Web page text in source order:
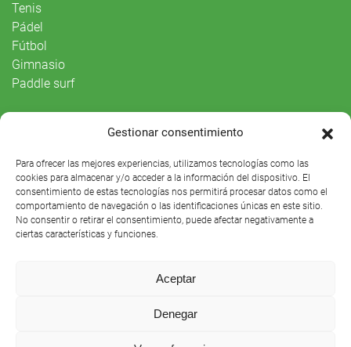
Gestionar consentimiento
Para ofrecer las mejores experiencias, utilizamos tecnologías como las
cookies para almacenar y/o acceder a la información del dispositivo. El
consentimiento de estas tecnologías nos permitirá procesar datos como el
comportamiento de navegación o las identificaciones únicas en este sitio.
No consentir o retirar el consentimiento, puede afectar negativamente a
ciertas características y funciones.
Aceptar
Denegar
Tenis
Pádel
Fútbol
Gimnasio
Paddle surf
Agenda